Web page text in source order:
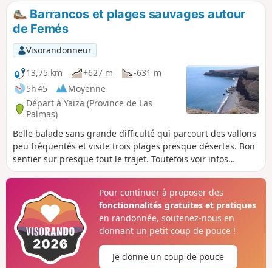
aux alentours, et jusqu'aux premières
maisons du village, les terres alors les
plus hautes furent contournées par la
roche en fusion. Il en résulte un
paysage où les différentes phases du
volcanisme insulaire sont visibles, en
particulier grâce aux Islotes (les Iles) qui
se détachent encore sur l'océan de lave.
Barrancos et plages sauvages autour
de Femés
Visorandonneur
13,75 km
+627 m
-631 m
5h 45
Moyenne
Départ à Yaiza (Province de Las
Palmas)
Belle balade sans grande difficulté qui parcourt des vallons
peu fréquentés et visite trois plages presque désertes. Bon
sentier sur presque tout le trajet. Toutefois voir infos
pratiques ¹
Pour continuer à proposer des
fonctionnalités gratuites et pratiques
en randonnée, soutenez-nous en
donnant un petit coup de pouce !
Je donne un coup de pouce